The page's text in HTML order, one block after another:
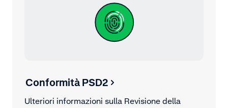
Conformità PSD2
Ulteriori informazioni sulla Revisione della